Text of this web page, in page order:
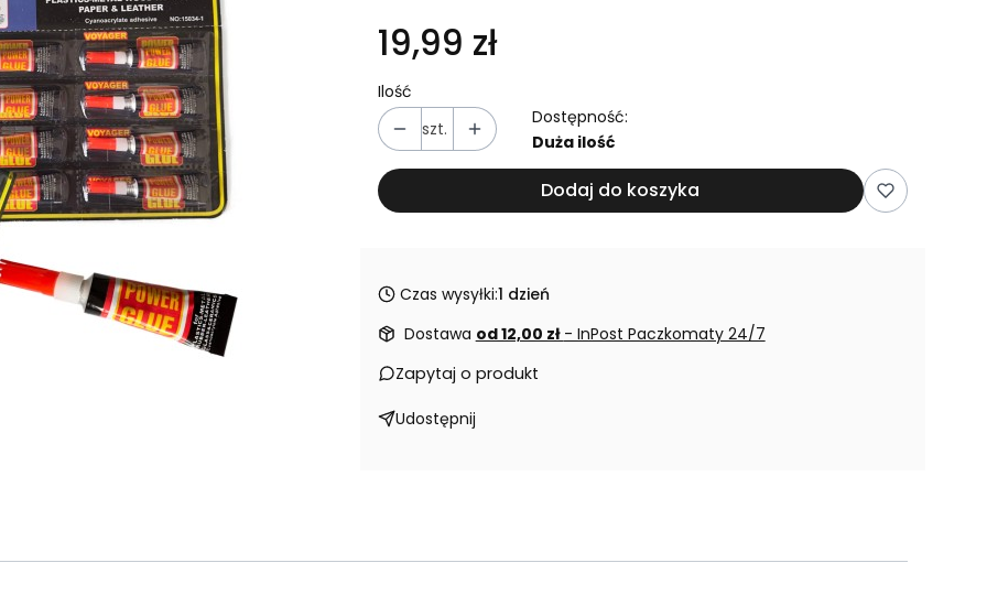
19,99 zł
Ilość
szt.
Dostępność:
Duża ilość
Dodaj do koszyka
Czas wysyłki:1 dzień
Dostawa od 12,00 zł - InPost Paczkomaty 24/7
Zapytaj o produkt
Udostępnij